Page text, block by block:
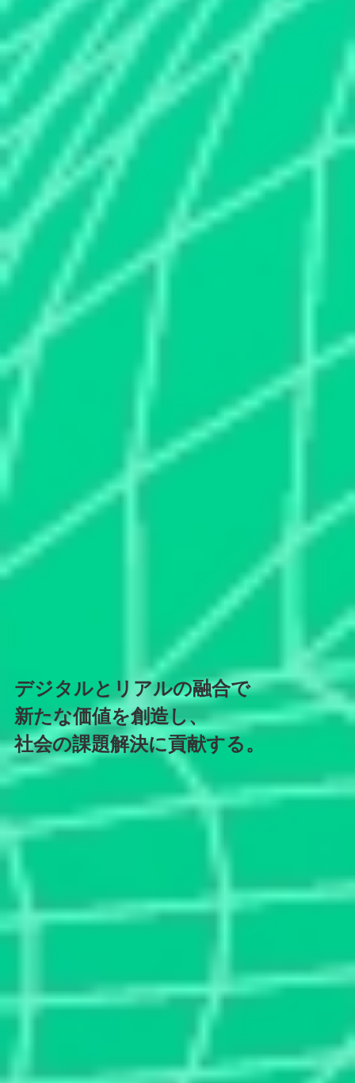
デジタルとリアルの融合で
新たな価値を創造し、
社会の課題解決に貢献する。